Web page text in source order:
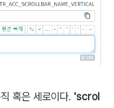
혹은 세로이다. 'scrol